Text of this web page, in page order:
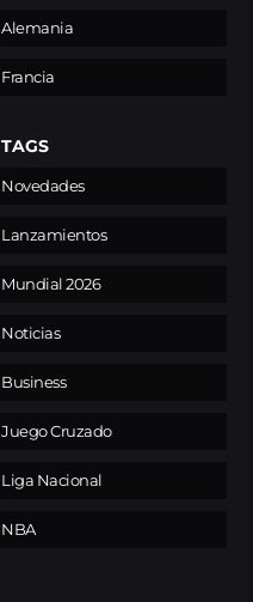
Alemania
Francia
TAGS
Novedades
Lanzamientos
Mundial 2026
Noticias
Business
Juego Cruzado
Liga Nacional
NBA